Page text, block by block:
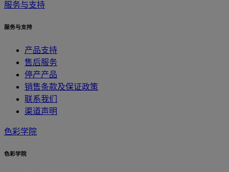
服务与支持
服务与支持
产品支持
售后服务
停产产品
销售条款及保证政策
联系我们
渠道声明
色彩学院
色彩学院